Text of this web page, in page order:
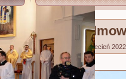
Niedziela
Opublikowano: 13 kwiecień 2022